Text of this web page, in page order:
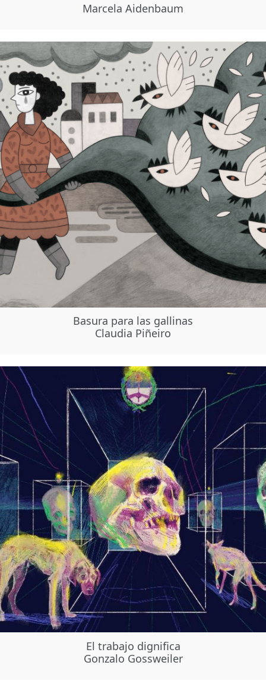
Marcela Aidenbaum
Basura para las gallinas
Claudia Piñeiro
El trabajo dignifica
Gonzalo Gossweiler